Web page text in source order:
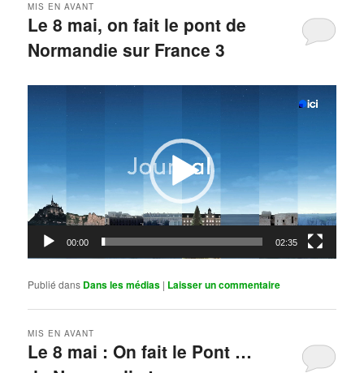
Le 8 mai, on fait le pont de
Normandie sur France 3
MIS EN AVANT
00:00 02:35
Publié dans Dans les médias | Laisser un commentaire
Le 8 mai : On fait le Pont …
MIS EN AVANT